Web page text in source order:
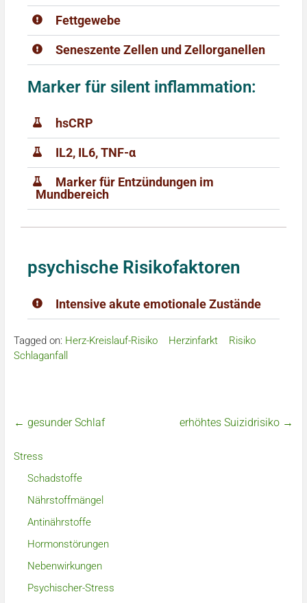
Fettgewebe
Seneszente Zellen und Zellorganellen
Marker für silent inflammation:
hsCRP
IL2, IL6, TNF-α
Marker für Entzündungen im
Mundbereich
psychische Risikofaktoren
Intensive akute emotionale Zustände
Tagged on: Herz-Kreislauf-Risiko Herzinfarkt
Risiko
Schlaganfall
← gesunder Schlaf erhöhtes Suizidrisiko →
Stress
Schadstoffe
Nährstoffmängel
Antinährstoffe
Hormonstörungen
Nebenwirkungen
Psychischer-Stress